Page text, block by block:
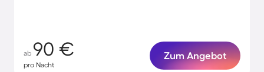
ab 90 €
pro Nacht
Zum Angebot